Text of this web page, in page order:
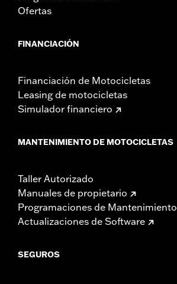
Ofertas
FINANCIACIÓN
Financiación de Motocicletas
Leasing de motocicletas
Simulador financiero
MANTENIMIENTO DE MOTOCICLETAS
Taller Autorizado
Manuales de propietario
Programaciones de Mantenimiento
Actualizaciones de Software
SEGUROS